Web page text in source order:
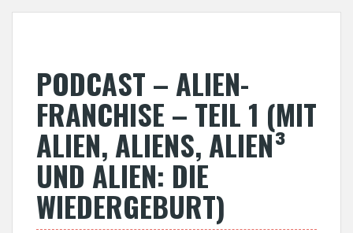
PODCAST – ALIEN-
FRANCHISE – TEIL 1 (MIT
ALIEN, ALIENS, ALIEN³
UND ALIEN: DIE
WIEDERGEBURT)